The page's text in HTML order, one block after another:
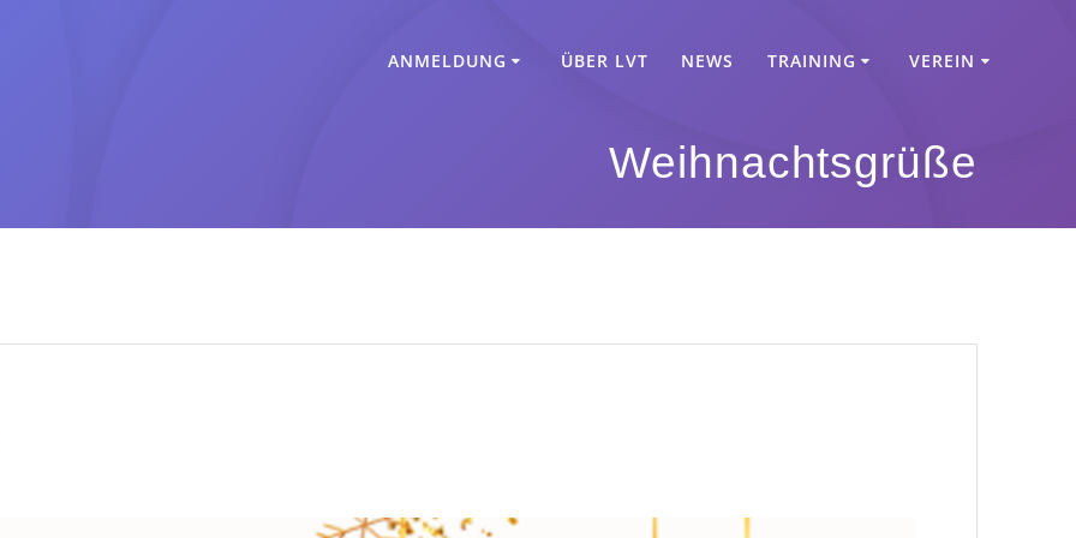
ANMELDUNG ÜBER LVT NEWS TRAINING VEREIN
Weihnachtsgrüße